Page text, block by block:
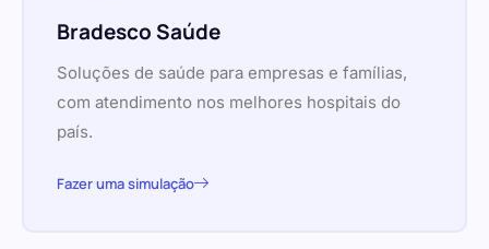
Bradesco Saúde
Soluções de saúde para empresas e famílias,
com atendimento nos melhores hospitais do
país.
Fazer uma simulação